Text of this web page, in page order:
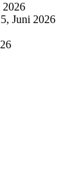
2026
Juni 2026